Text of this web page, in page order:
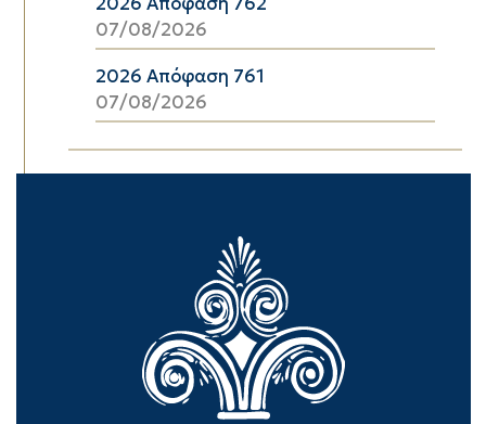
07/08/2026
2026 Απόφαση 761
07/08/2026